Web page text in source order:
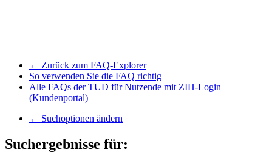
← Zurück zum FAQ-Explorer
So verwenden Sie die FAQ richtig
Alle FAQs der TUD für Nutzende mit ZIH-Login
(Kundenportal)
← Suchoptionen ändern
Suchergebnisse für: